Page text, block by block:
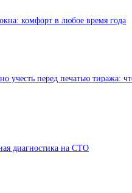
комфорт в любое время года
учесть перед печатью тиража:
диагностика на СТО